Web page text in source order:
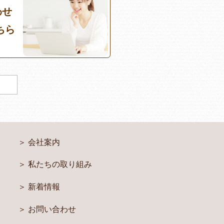
せ
ら
会社案内
私たちの取り組み
新着情報
お問い合わせ